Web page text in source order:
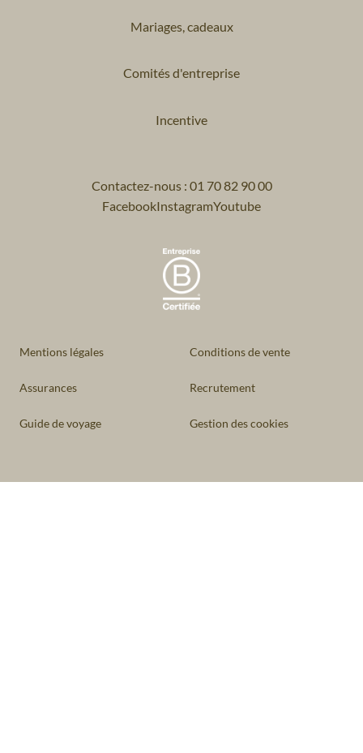
Mariages, cadeaux
Comités d'entreprise
Incentive
Contactez-nous : 01 70 82 90 00
FacebookInstagramYoutube
Mentions légales Conditions de vente
Assurances Recrutement
Guide de voyage Gestion des cookies